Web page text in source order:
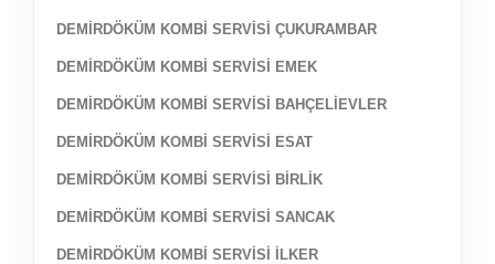
DEMİRDÖKÜM KOMBİ SERVİSİ ÇUKURAMBAR
DEMİRDÖKÜM KOMBİ SERVİSİ EMEK
DEMİRDÖKÜM KOMBİ SERVİSİ BAHÇELİEVLER
DEMİRDÖKÜM KOMBİ SERVİSİ ESAT
DEMİRDÖKÜM KOMBİ SERVİSİ BİRLİK
DEMİRDÖKÜM KOMBİ SERVİSİ SANCAK
DEMİRDÖKÜM KOMBİ SERVİSİ İLKER